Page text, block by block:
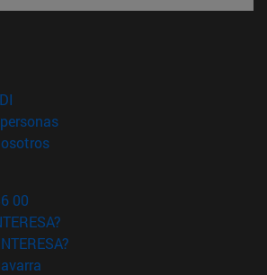
en nueva ventana)
(abre en nueva ventana)
(abre en nueva ventana)
00